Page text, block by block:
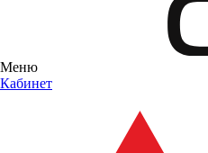
Меню
Кабинет